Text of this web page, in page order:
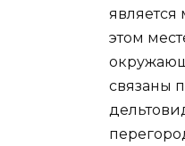
этом
связаны